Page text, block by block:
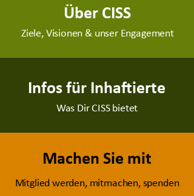
Über CISS
Ziele, Visionen & unser Engagement
Infos für Inhaftierte
Was Dir CISS bietet
Machen Sie mit
Mitglied werden, mitmachen, spenden